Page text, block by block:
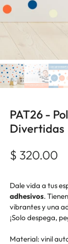
PAT26 -
Divertidas
$ 320.00
Dale vida a tus
adhesivos.
vibrantes y una
¡Solo despega,
Material: vinil